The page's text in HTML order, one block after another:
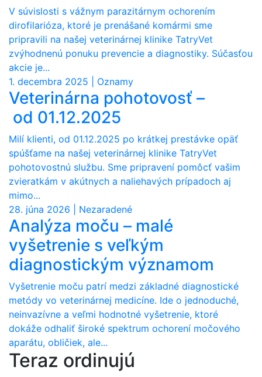
V súvislosti s vážnym parazitárnym ochorením
dirofilarióza, ktoré je prenášané komármi sme
pripravili na našej veterinárnej klinike TatryVet
zvýhodnenú ponuku prevencie a diagnostiky. Súčasťou
akcie je...
1. decembra 2025 | Oznamy
Veterinárna pohotovosť –
od 01.12.2025
Milí klienti, od 01.12.2025 po krátkej prestávke opäť
spúšťame na našej veterinárnej klinike TatryVet
pohotovostnú službu. Sme pripravení pomôcť vašim
zvieratkám v akútnych a naliehavých prípadoch aj
mimo...
28. júna 2026 | Nezaradené
Analýza moču – malé
vyšetrenie s veľkým
diagnostickým významom
Vyšetrenie moču patrí medzi základné diagnostické
metódy vo veterinárnej medicíne. Ide o jednoduché,
neinvazívne a veľmi hodnotné vyšetrenie, ktoré
dokáže odhaliť široké spektrum ochorení močového
aparátu, obličiek, ale...
Teraz ordinujú